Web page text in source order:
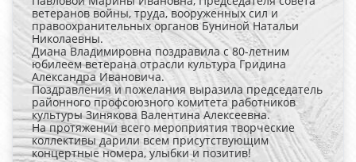
ветеранов войны, труда, вооруженных сил и
правоохранительных органов Буниной Натальи
Николаевны.
Диана Владимировна поздравила с 80-летним
юбилеем ветерана отрасли культура Гридина
Александра Ивановича.
Поздравления и пожелания выразила председатель
районного профсоюзного комитета работников
культуры Зинякова Валентина Алексеевна.
На протяжении всего мероприятия творческие
коллективы дарили всем присутствующим
концертные номера, улыбки и позитив!